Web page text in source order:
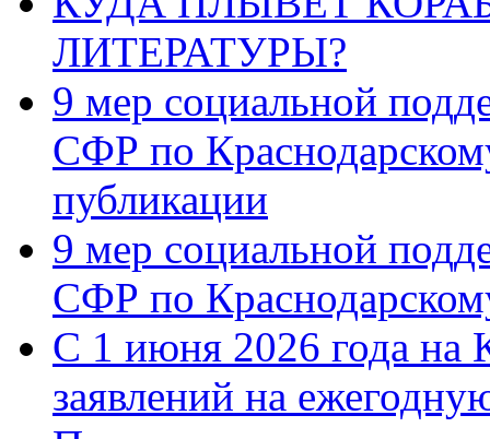
ЛИТЕРАТУРЫ?
9 мер социальной
СФР по
публикации
9 мер социальной
СФР по
С 1 июня 2026 года на
заявлений на